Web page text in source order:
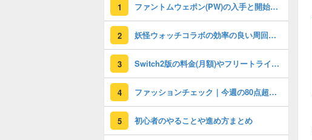
1 ファントムウェポン(PW)の入手と開始場所｜4段階目最終強化
2 妖怪ウォッチコラボの効率の良い周回方法｜マウントや武器情報
3 Switch2版の料金(月額)やフリートライアル
4 ファッションチェック｜今週の80点超え装備
5 初心者のやることや進め方まとめ